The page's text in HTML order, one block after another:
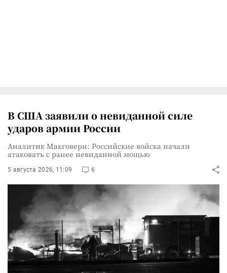
В США заявили о невиданной силе
ударов армии России
Аналитик Макговерн: Российские войска начали
атаковать с ранее невиданной мощью
5 августа 2026, 11:09 6